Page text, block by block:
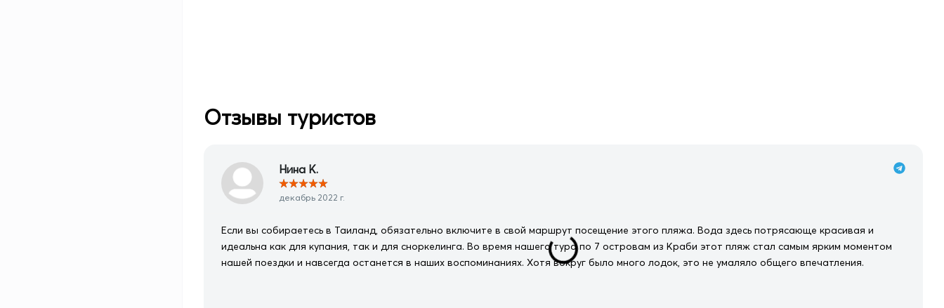
Отзывы туристов
Нина К.
★★★★★
декабрь 2022 г.
Если вы собираетесь в Таиланд, обязательно включите в свой маршрут посещение этого пляжа. Вода здесь потрясающе красивая и
идеальна как для купания, так и для сноркелинга. Во время нашего тура по 7 островам из Краби этот пляж стал самым ярким моментом
нашей поездки и навсегда останется в наших воспоминаниях. Хотя вокруг было много лодок, это не умаляло общего впечатления.